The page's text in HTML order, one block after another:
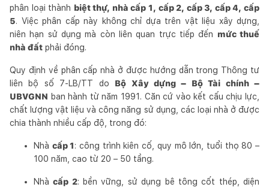
phân loại thành biệt thự, nhà cấp 1, cấp 2, cấp 3, cấp 4, cấp
5. Việc phân cấp này không chỉ dựa trên vật liệu xây dựng,
niên hạn sử dụng mà còn liên quan trực tiếp đến mức thuế
nhà đất phải đóng.
Quy định về phân cấp nhà ở được hướng dẫn trong Thông tư
liên bộ số 7-LB/TT do Bộ Xây dựng – Bộ Tài chính –
UBVGNN ban hành từ năm 1991. Căn cứ vào kết cấu chịu lực,
chất lượng vật liệu và công năng sử dụng, các loại nhà ở được
chia thành nhiều cấp độ, trong đó:
Nhà cấp 1: công trình kiên cố, quy mô lớn, tuổi thọ 80 –
100 năm, cao từ 20 – 50 tầng.
Nhàcấp 2: bền vững, sử dụng bê tông cốt thép, diện